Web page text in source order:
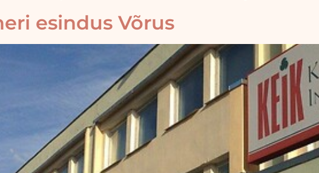
esindus Võrus